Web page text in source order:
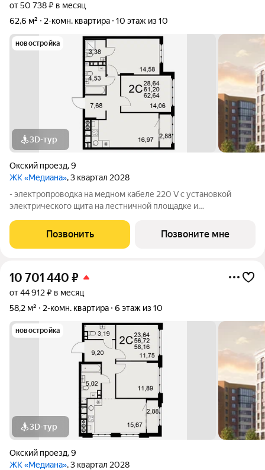
от 50 738 ₽ в месяц
62,6 м²
2-комн. квартира 10 этаж из 10
новостройка
3D-тур
Окский проезд,9
ЖК «Медиана», 3 квартал 2028
- электропроводка на медном кабеле 220 V с установкой
электрического щита на лестничной площадке и
стен, кроме стен лоджий, откосов дверных и оконных
проемов, ниш прохождения стояков
Позвонить Позвоните мне
10 701 440 ₽
от 44 912 ₽ в месяц
58,2 м²
2-комн. квартира 6 этаж из 10
новостройка
3D-тур
Окский проезд,9
ЖК «Медиана», 3 квартал 2028